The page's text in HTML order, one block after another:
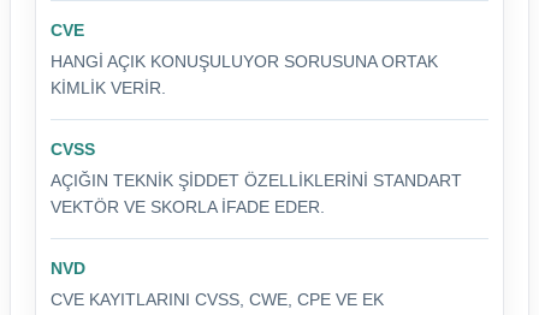
CVE
HANGI AÇIK KONUŞULUYOR SORUSUNA ORTAK
KIMLIK VERIR.
CVSS
AÇIĞIN TEKNIK ŞIDDET ÖZELLIKLERINI STANDART
VEKTÖR VE SKORLA IFADE EDER.
NVD
CVE KAYITLARINI CVSS, CWE, CPE VE EK